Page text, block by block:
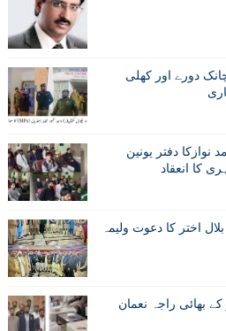
دورے اور کھلی
نوازکا دفتر یونین
کا انعقاد
اختر کا دعوت ولیمہ
بھائی راجہ نعمان